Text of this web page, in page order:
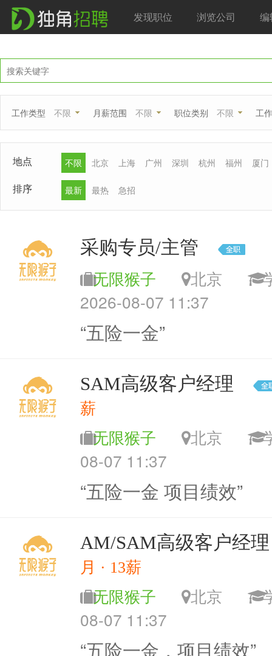
发现职位 浏览公司 编
工作类型 不限 月薪范围 不限 职位类别 不限 工
地点 不限 北京 上海 广州 深圳 杭州 福州 厦门
排序 最新 最热 急招
采购专员/主管
无限猴子 北京
2026-08-07 11:37
“五险一金”
SAM高级客户经理
薪
无限猴子 北京
08-07 11:37
“五险一金 项目绩效”
AM/SAM高级客户经理
月 · 13薪
无限猴子 北京
08-07 11:37
“五险一金，项目绩效”